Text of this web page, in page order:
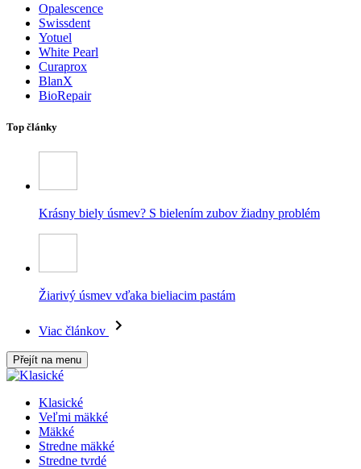
Opalescence
Swissdent
Yotuel
White Pearl
Curaprox
BlanX
BioRepair
Top články
Krásny biely úsmev? S bielením zubov žiadny problém
Žiarivý úsmev vďaka bieliacim pastám
Viac článkov
Přejít na menu
Klasické
Veľmi mäkké
Mäkké
Stredne mäkké
Stredne tvrdé